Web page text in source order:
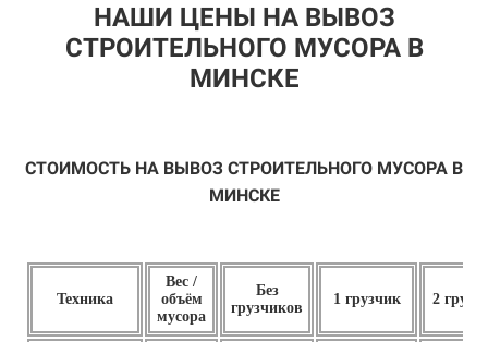
НАШИ ЦЕНЫ НА ВЫВОЗ
СТРОИТЕЛЬНОГО МУСОРА В
МИНСКЕ
СТОИМОСТЬ НА ВЫВОЗ СТРОИТЕЛЬНОГО МУСОРА В
МИНСКЕ
Техника
Вес /
объём
мусора
Без
грузчиков
1 грузчик 2